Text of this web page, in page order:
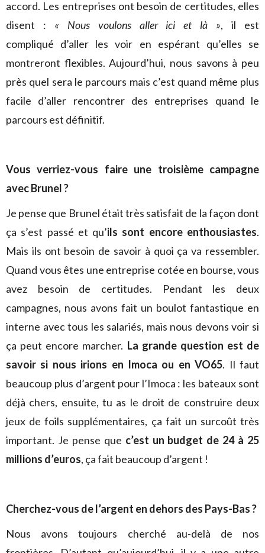
accord. Les entreprises ont besoin de certitudes, elles
disent : « Nous voulons aller ici et là », il est
compliqué d’aller les voir en espérant qu’elles se
montreront flexibles. Aujourd’hui, nous savons à peu
près quel sera le parcours mais c’est quand même plus
facile d’aller rencontrer des entreprises quand le
parcours est définitif.
Vous verriez-vous faire une troisième campagne
avec Brunel ?
Je pense que Brunel était très satisfait de la façon dont
ça s’est passé et qu’ils sont encore enthousiastes.
Mais ils ont besoin de savoir à quoi ça va ressembler.
Quand vous êtes une entreprise cotée en bourse, vous
avez besoin de certitudes. Pendant les deux
campagnes, nous avons fait un boulot fantastique en
interne avec tous les salariés, mais nous devons voir si
ça peut encore marcher. La grande question est de
savoir si nous irions en Imoca ou en VO65. Il faut
beaucoup plus d’argent pour l’Imoca : les bateaux sont
déjà chers, ensuite, tu as le droit de construire deux
jeux de foils supplémentaires, ça fait un surcoût très
important. Je pense que c’est un budget de 24 à 25
millions d’euros, ça fait beaucoup d’argent !
Cherchez-vous de l’argent en dehors des Pays-Bas ?
Nous avons toujours cherché au-delà de nos